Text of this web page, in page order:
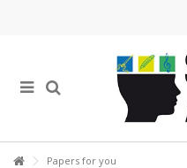
Papers for you